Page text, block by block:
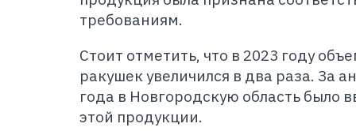
требованиям.
Стоит отметить, что в 2023 году
ракушек увеличился в два раза. За
года в Новгородскую область было
этой продукции.